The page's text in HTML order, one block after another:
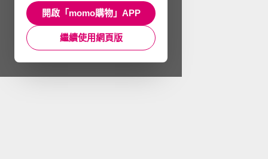
開啟「momo購物」APP
繼續使用網頁版